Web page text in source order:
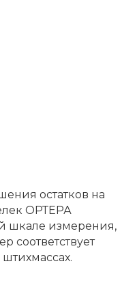
остатков на
ОРТЕРА
шкале измерения,
соответствует